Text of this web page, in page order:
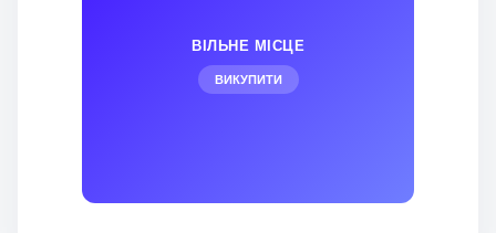
ВІЛЬНЕ МІСЦЕ
ВИКУПИТИ